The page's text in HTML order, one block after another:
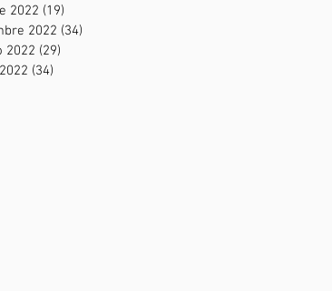
2022 (19)
2022 (34)
2022 (29)
(34)